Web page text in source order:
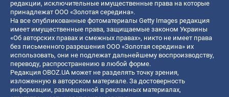
редакции, исключительные имущественные права на которые
принадлежат ООО «Золотая середина».
На все опубликованные фотоматериалы Getty Images редакция
имеет имущественные права, защищаемые законом Украины
«Об авторских правах и смежных правах», никто не имеет права
без письменного разрешения ООО «Золотая середина» их
использовать, они не подлежат дальнейшему воспроизводству,
переводу, распространению в любой форме.
Редакция OBOZ.UA может не разделять точку зрения,
изложенную в авторском материале. За достоверность
информации, размещенной в рекламных материалах,